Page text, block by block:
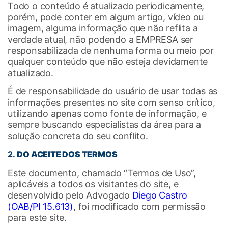
Todo o conteúdo é atualizado periodicamente,
porém, pode conter em algum artigo, vídeo ou
imagem, alguma informação que não reflita a
verdade atual, não podendo a EMPRESA ser
responsabilizada de nenhuma forma ou meio por
qualquer conteúdo que não esteja devidamente
atualizado.
É de responsabilidade do usuário de usar todas as
informações presentes no site com senso crítico,
utilizando apenas como fonte de informação, e
sempre buscando especialistas da área para a
solução concreta do seu conflito.
2.DO ACEITE DOS TERMOS
Este documento, chamado “Termos de Uso”,
aplicáveis a todos os visitantes do site, e
desenvolvido pelo Advogado Diego Castro
(OAB/PI 15.613), foi modificado com permissão
para este site.